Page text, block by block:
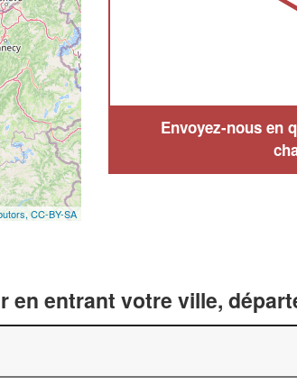
CC-BY-SA
Envoyez-nous en
en entrant votre ville,